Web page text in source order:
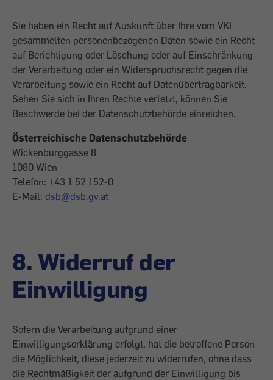
Sie haben ein Recht auf Auskunft über Ihre vom VKI
gesammelten personenbezogenen Daten sowie ein Recht
auf Berichtigung oder Löschung oder auf Einschränkung
der Verarbeitung oder ein Widerspruchsrecht gegen die
Verarbeitung sowie ein Recht auf Datenübertragbarkeit.
Sehen Sie sich in Ihren Rechte verletzt, können Sie
Beschwerde bei der Datenschutzbehörde einreichen.
Österreichische Datenschutzbehörde
Wickenburggasse 8
1080 Wien
Telefon: +43 1 52 152-0
E-Mail: dsb@dsb.gv.at
8. Widerruf der
Einwilligung
Sofern die Verarbeitung aufgrund einer
Einwilligungserklärung erfolgt, hat die betroffene Person
die Möglichkeit, diese jederzeit zu widerrufen, ohne dass
die Rechtmäßigkeit der aufgrund der Einwilligung bis